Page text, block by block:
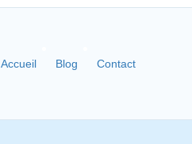
Accueil Blog Contact